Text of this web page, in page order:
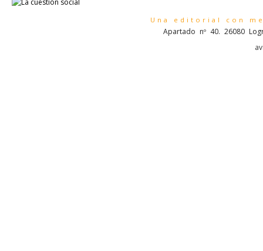
Una editorial con
Apartado nº 40. 26080